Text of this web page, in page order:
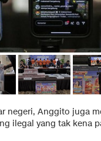
negeri, Anggito juga
ilegal yang tak kena